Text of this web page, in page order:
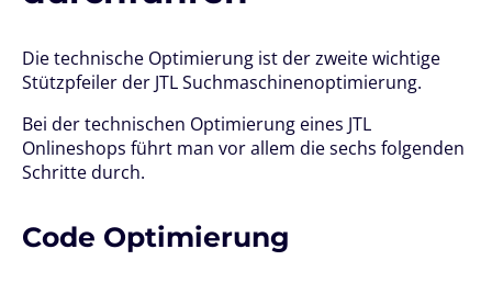
Die technische Optimierung ist der zweite wichtige
Stützpfeiler der JTL Suchmaschinenoptimierung.
Bei der technischen Optimierung eines JTL
Onlineshops führt man vor allem die sechs folgenden
Schritte durch.
Code Optimierung